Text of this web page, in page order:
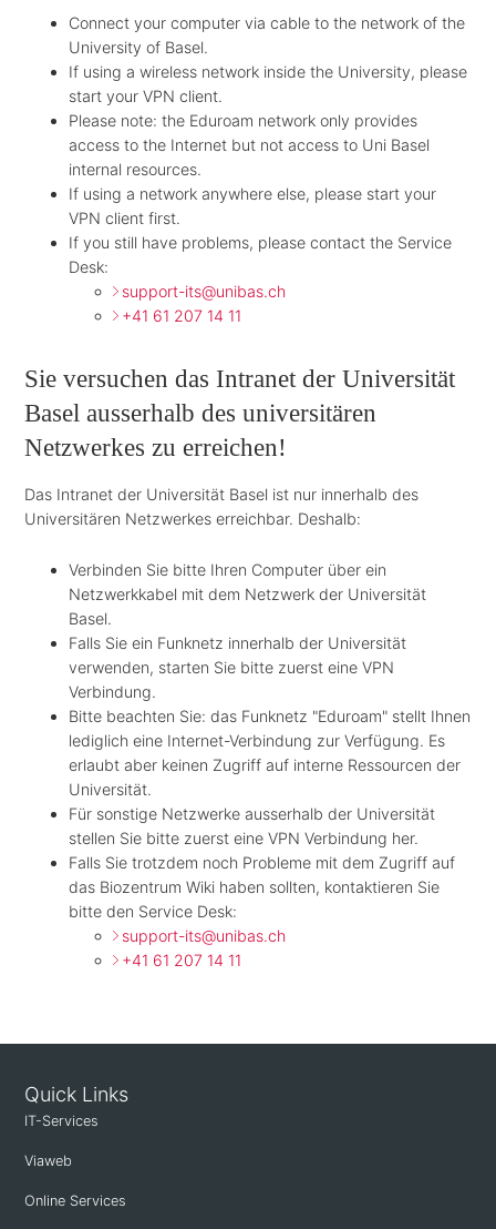
Connect your computer via cable to the network of the
University of Basel.
If using a wireless network inside the University, please
start your VPN client.
Please note: the Eduroam network only provides
access to the Internet but not access to Uni Basel
internal resources.
If using a network anywhere else, please start your
VPN client first.
If you still have problems, please contact the Service
Desk:
support-its@unibas.ch
+41 61 207 14 11
Sie versuchen das Intranet der Universität
Basel ausserhalb des universitären
Netzwerkes zu erreichen!
Das Intranet der Universität Basel ist nur innerhalb des
Universitären Netzwerkes erreichbar. Deshalb:
Verbinden Sie bitte Ihren Computer über ein
Netzwerkkabel mit dem Netzwerk der Universität
Basel.
Falls Sie ein Funknetz innerhalb der Universität
verwenden, starten Sie bitte zuerst eine VPN
Verbindung.
Bitte beachten Sie: das Funknetz "Eduroam" stellt Ihnen
lediglich eine Internet-Verbindung zur Verfügung. Es
erlaubt aber keinen Zugriff auf interne Ressourcen der
Universität.
Für sonstige Netzwerke ausserhalb der Universität
stellen Sie bitte zuerst eine VPN Verbindung her.
Falls Sie trotzdem noch Probleme mit dem Zugriff auf
das Biozentrum Wiki haben sollten, kontaktieren Sie
bitte den Service Desk:
support-its@unibas.ch
+41 61 207 14 11
Quick Links
IT-Services
Viaweb
Online Services